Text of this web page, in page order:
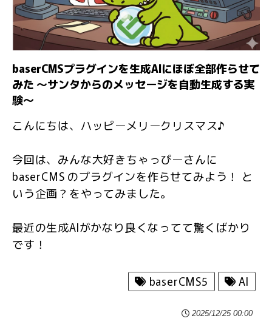
baserCMSプラグインを生成AIにほぼ全部作らせて
みた 〜サンタからのメッセージを自動生成する実
験〜
こんにちは、ハッピーメリークリスマス♪
今回は、みんな大好きちゃっぴーさんに
baserCMS のプラグインを作らせてみよう！ と
いう企画？をやってみました。
最近の生成AIがかなり良くなってて驚くばかり
です！
baserCMS5 AI
2025/12/25 00:00